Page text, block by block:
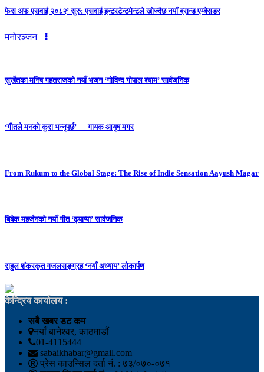
फेस अफ एसवाई २०८२’ सुरु: एसवाई इन्टरटेन्टमेन्टले खोज्दैछ नयाँ ब्रान्ड एम्बेसडर
मनोरञ्जन
सुर्खेतका मनिष गहतराजको नयाँ भजन ‘गोविन्द गोपाल श्याम’ सार्वजनिक
‘गीतले मनको कुरा भन्नुपर्छ’ — गायक आयुष मगर
From Rukum to the Global Stage: The Rise of Indie Sensation Aayush Magar
बिबेक महर्जनको नयाँ गीत ‘ढ्याप्पा’ सार्वजनिक
राहुल शंकरकृत गजलसङ्ग्रह ‘नयाँ अध्याय’ लोकार्पण
केन्द्रिय कार्यालय :
सबै खबर डट कम
नयाँ बानेश्वर, काठमाडौं
01-4115444
sabaikhabar@gmail.com
प्रेस काउन्सिल दर्ता नं. : ७३/०७०-०७१